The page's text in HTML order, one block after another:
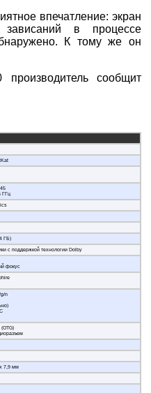
впечатление: экран
зависаний в процессе
К тому же он
сообщит
ГГц
ГБ)
с поддержкой технологии Dolby
фокус
g/n
7,9 мм